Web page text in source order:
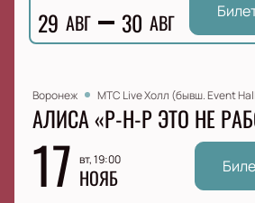
29 АВГ 30 АВГ
Воронеж МТС Live Холл (бывш. Event
АЛИСА «Р-Н-Р ЭТО НЕ
17 вт, 19:00
НОЯБ